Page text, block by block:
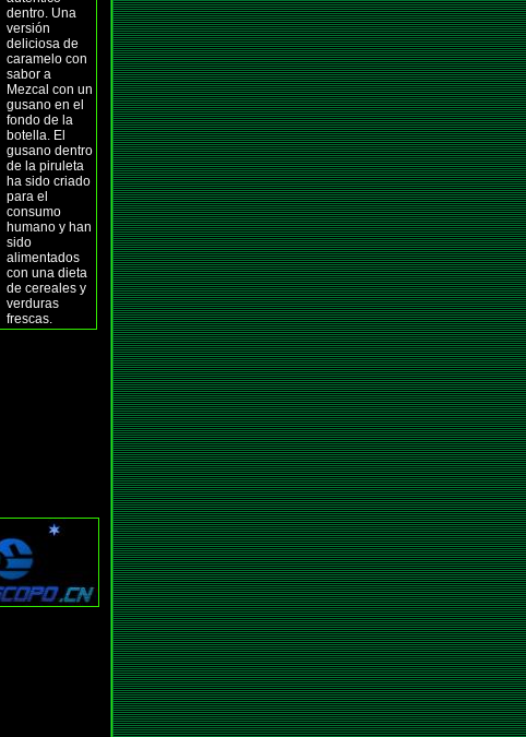
dentro. Una
versión
deliciosa de
caramelo con
sabor a
Mezcal con un
gusano en el
fondo de la
botella. El
gusano dentro
de la piruleta
ha sido criado
para el
consumo
humano y han
sido
alimentados
con una dieta
de cereales y
verduras
frescas.